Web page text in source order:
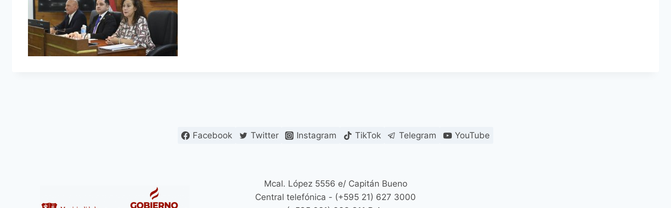
Facebook Twitter Instagram TikTok Telegram YouTube
Mcal. López 5556 e/ Capitán Bueno
Central telefónica - (+595 21) 627 3000